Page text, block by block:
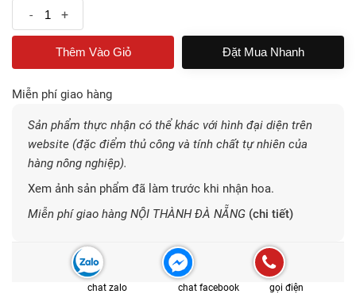
- +
Đặt Mua Nhanh
Miễn phí giao hàng
Sản phẩm thực nhận có thể khác với hình đại diện trên
website (đặc điểm thủ công và tính chất tự nhiên của
hàng nông nghiệp).
Xem ảnh sản phẩm đã làm trước khi nhận hoa.
Miễn phí giao hàng NỘI THÀNH ĐÀ NẴNG (chi tiết)
chat zalo chat facebook gọi điện